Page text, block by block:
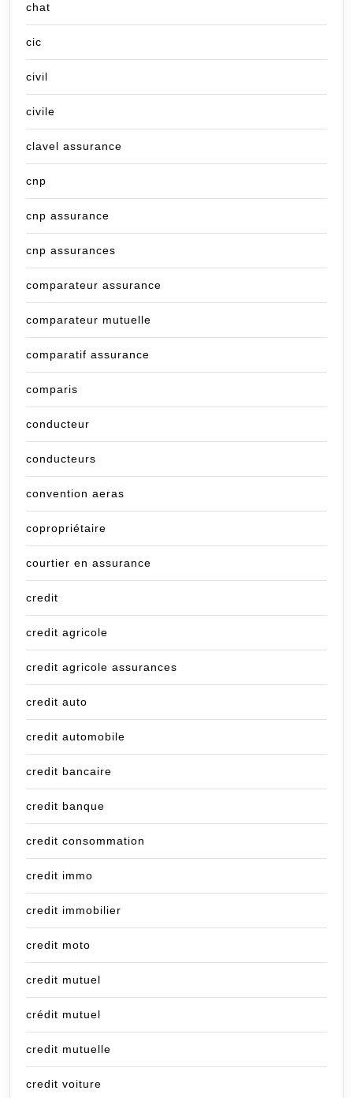
chat
cic
civil
civile
clavel assurance
cnp
cnp assurance
cnp assurances
comparateur assurance
comparateur mutuelle
comparatif assurance
comparis
conducteur
conducteurs
convention aeras
copropriétaire
courtier en assurance
credit
credit agricole
credit agricole assurances
credit auto
credit automobile
credit bancaire
credit banque
credit consommation
credit immo
credit immobilier
credit moto
credit mutuel
crédit mutuel
credit mutuelle
credit voiture